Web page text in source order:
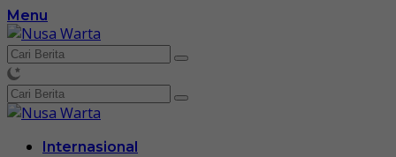
Langsung
ke
konten
Menu
Internasional